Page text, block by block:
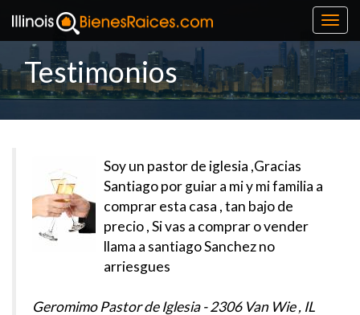
Testimonios
Soy un pastor de iglesia ,Gracias
Santiago por guiar a mi y mi familia a
comprar esta casa , tan bajo de
precio , Si vas a comprar o vender
llama a santiago Sanchez no
arriesgues
Geromimo Pastor de Iglesia - 2306 Van Wie , IL